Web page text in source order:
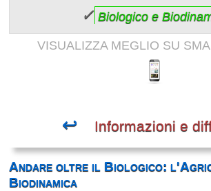
✓ Biologico e
VISUALIZZA MEGLIO SU
↩ Informazioni e
Andare oltre il Biologico:
Biodinamica